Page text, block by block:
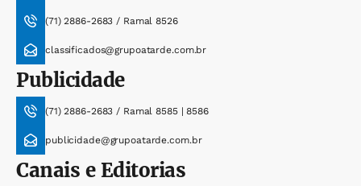
(71) 2886-2683 / Ramal 8526
classificados@grupoatarde.com.br
Publicidade
(71) 2886-2683 / Ramal 8585 | 8586
publicidade@grupoatarde.com.br
Canais e Editorias